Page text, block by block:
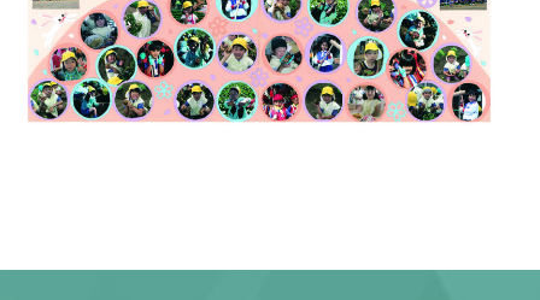
06-6131-2205
営業時間 9:30~18:30 (土日祝休み)